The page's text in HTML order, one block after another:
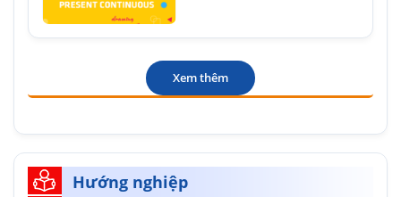
Xem thêm
Hướng nghiệp